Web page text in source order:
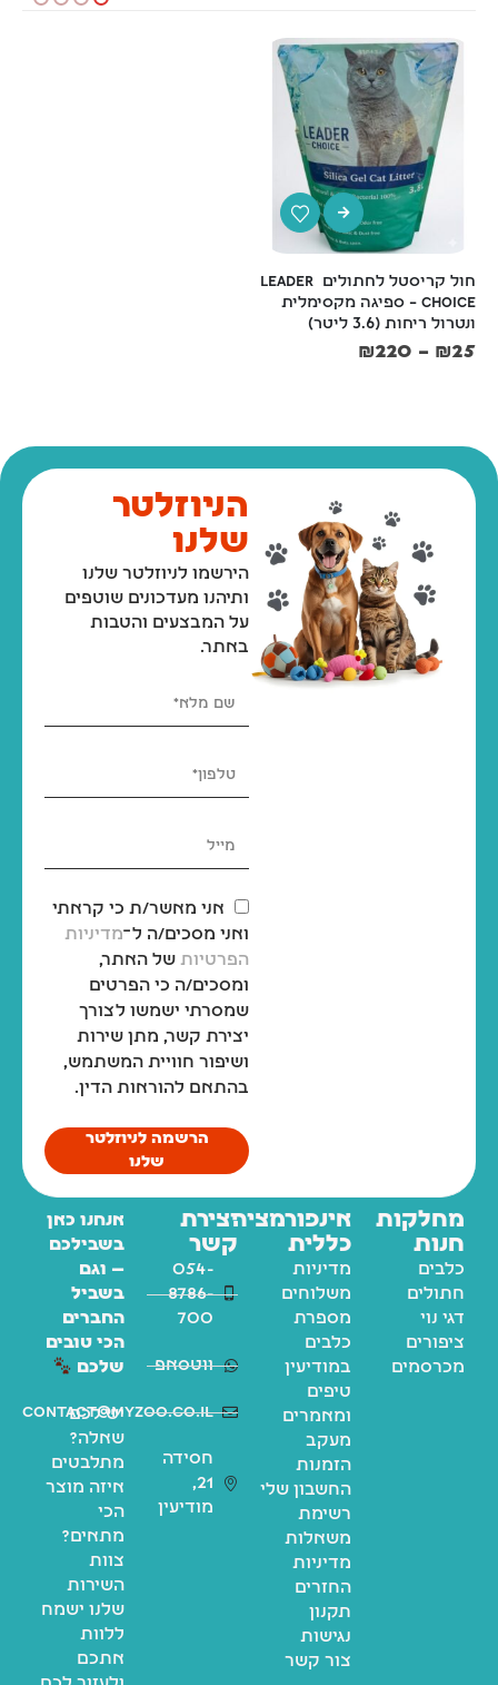
חול קריסטל לחתולים Leader
Choice – ספיגה מקסימלית
ונטרול ריחות (3.6 ליטר)
₪25
–
₪220
הניוזלטר
שלנו
הירשמו לניוזלטר שלנו
ותיהנו מעדכונים שוטפים
על המבצעים והטבות
באתר.
אני מאשר/ת כי קראתי
ואני מסכים/ה ל־מדיניות
הפרטיות של האתר,
ומסכים/ה כי הפרטים
שמסרתי ישמשו לצורך
יצירת קשר, מתן שירות
ושיפור חוויית המשתמש,
בהתאם להוראות הדין.
הרשמה לניוזלטר
שלנו
מחלקות
חנות
כלבים
חתולים
דגי נוי
ציפורים
מכרסמים
אינפורמציה
כללית
מדיניות
משלוחים
מספרת
כלבים
במודיעין
טיפים
ומאמרים
מעקב
הזמנות
החשבון שלי
רשימת
משאלות
מדיניות
החזרים
תקנון
נגישות
צור קשר
יצירת
קשר
054-
8786-
700
ווטסאפ
contact@myzoo.co.il
חסידה
21,
מודיעין
אנחנו כאן
בשבילכם
— וגם
בשביל
החברים
הכי טובים
שלכם
יש לכם
שאלה?
מתלבטים
איזה מוצר
הכי
מתאים?
צוות
השירות
שלנו ישמח
ללוות
אתכם